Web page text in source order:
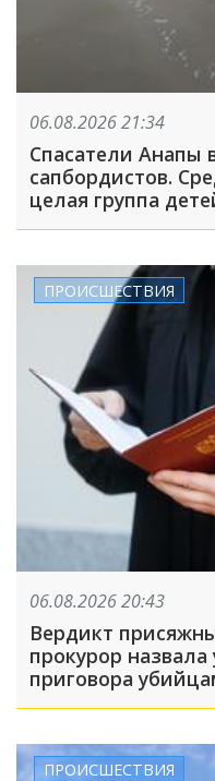
06.08.2026 21:34
Спасатели Анапы
сапбордистов.
целая группа
ПРОИСШЕСТВИЯ
06.08.2026 20:43
Вердикт
прокурор
приговора
ПРОИСШЕСТВИЯ